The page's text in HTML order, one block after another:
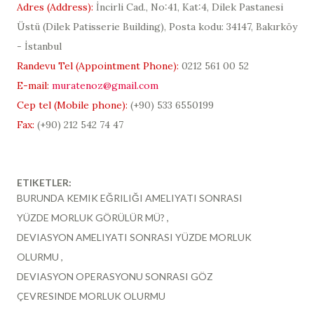
Adres (Address): İncirli Cad., No:41, Kat:4, Dilek Pastanesi
Üstü (Dilek Patisserie Building), Posta kodu: 34147, Bakırköy
- İstanbul
Randevu Tel (Appointment Phone): 0212 561 00 52
E-mail: muratenoz@gmail.com
Cep tel (Mobile phone): (+90) 533 6550199
Fax: (+90) 212 542 74 47
ETIKETLER:
BURUNDA KEMIK EĞRILIĞI AMELIYATI SONRASI
YÜZDE MORLUK GÖRÜLÜR MÜ?
DEVIASYON AMELIYATI SONRASI YÜZDE MORLUK
OLURMU
DEVIASYON OPERASYONU SONRASI GÖZ
ÇEVRESINDE MORLUK OLURMU